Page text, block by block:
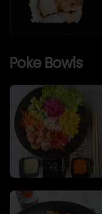
Poke Bowls